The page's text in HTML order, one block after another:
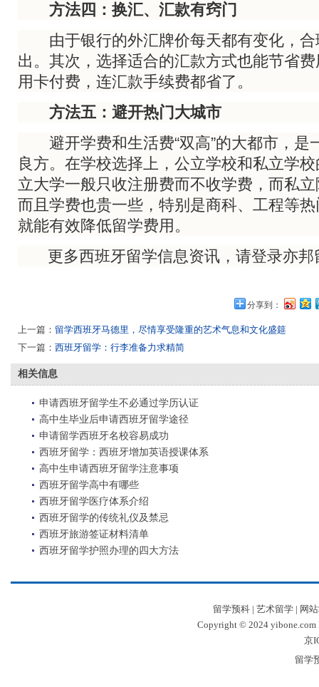
方法四：换汇、汇款有窍门
由于银行的外汇牌价每天都有变化，合
出。其次，选择适合的汇款方式也能节省
用卡付费，连汇款手续费都省了。
方法五：避开热门大城市
避开学费和生活费“双高”的大都市，是
良方。在学校选择上，公立学校和私立学
立大学一般只收注册费而不收学费，而私
而且学费也贵一些，特别是商科、工程等
就能有效降低留学费用。
更多西班牙留学信息资讯，请登录亦邦
分享到：
上一篇： 留学西班牙马德里，尽情享受隆重的艺术气息和文化盛筵
下一篇： 西班牙留学：行李准备力求精简
相关信息
申请西班牙留学生不必通过学历认证
高中生毕业后申请西班牙留学途径
申请留学西班牙名校容易成功
西班牙留学：西班牙增加英语授课体系
高中生申请西班牙留学注意事项
西班牙留学高中有哪些
西班牙留学医疗体系介绍
西班牙留学的传统礼仪及禁忌
西班牙旅游签证材料清单
西班牙留学护照办理的四大方法
留学预科| 艺术留学| 网
Copyright © 2024 yibone.com
京
留学